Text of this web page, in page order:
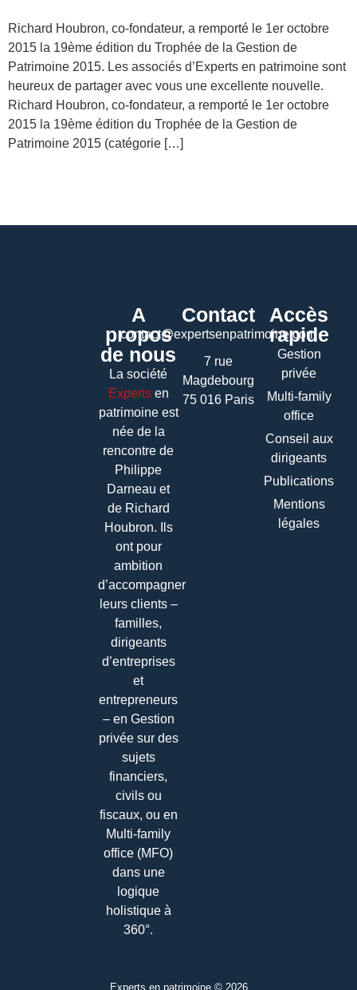
Richard Houbron, co-fondateur, a remporté le 1er octobre
2015 la 19ème édition du Trophée de la Gestion de
Patrimoine 2015. Les associés d’Experts en patrimoine sont
heureux de partager avec vous une excellente nouvelle.
Richard Houbron, co-fondateur, a remporté le 1er octobre
2015 la 19ème édition du Trophée de la Gestion de
Patrimoine 2015 (catégorie […]
A
propos
de nous
La société
Expertsen
patrimoine est
née de la
rencontre de
Philippe
Darneau et
de Richard
Houbron. Ils
ont pour
ambition
d’accompagner
leurs clients –
familles,
dirigeants
d’entreprises
et
entrepreneurs
– en Gestion
privée sur des
sujets
financiers,
civils ou
fiscaux, ou en
Multi-family
office (MFO)
dans une
logique
holistique à
360°.
Contact
contact@expertsenpatrimoine.com
7 rue
Magdebourg
75 016 Paris
Accès
rapide
Gestion
privée
Multi-family
office
Conseil aux
dirigeants
Publications
Mentions
légales
Experts en patrimoine © 2026